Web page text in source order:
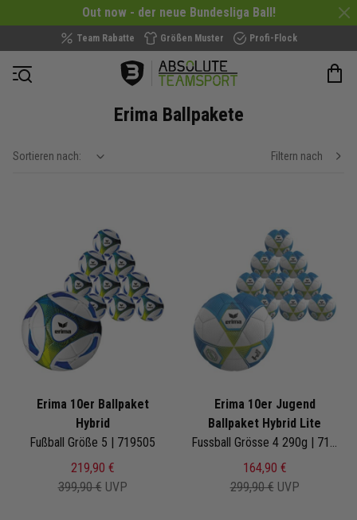
Out now - der neue Bundesliga Ball!
Team Rabatte Größen Muster Profi-Flock
Navigation öffnen
Erima Ballpakete
Sortieren nach: show filteroptions Filtern nach
Erima 10er Ballpaket
Hybrid
Fußball Größe 5 | 719505
219,90 €
399,90 € UVP
Erima 10er Jugend
Ballpaket Hybrid Lite
164,90 €
299,90 € UVP